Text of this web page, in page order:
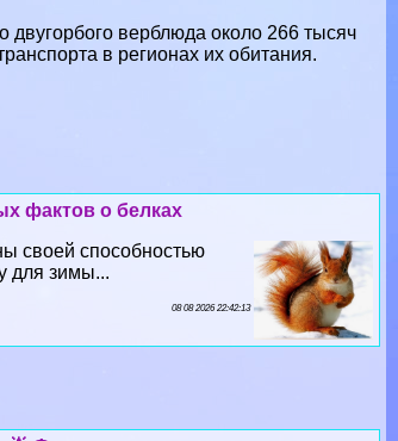
верблюда около 266 тысяч
в регионах их обитания.
фактов о белках
своей способностью
для зимы...
08 08 2026 22:42:13